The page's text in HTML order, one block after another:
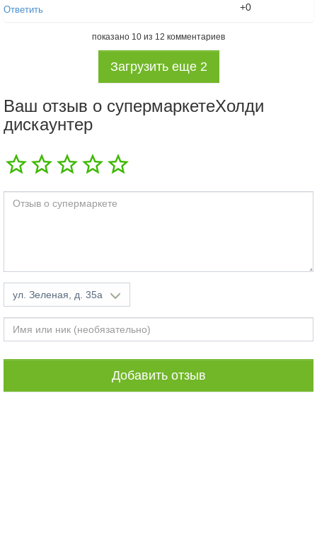
Ответить +0
Добавить ответ
показано 10 из 12 комментариев
Загрузить еще 2
Ваш отзыв о супермаркетеХолди
дискаунтер
ул. Зеленая, д. 35а
Добавить отзыв